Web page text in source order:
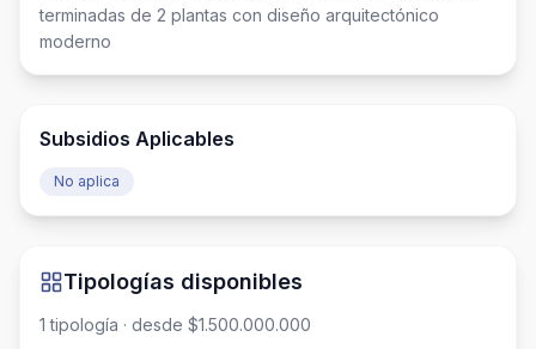
terminadas de 2 plantas con diseño arquitectónico
moderno
Subsidios Aplicables
No aplica
Tipologías disponibles
1 tipología · desde $1.500.000.000